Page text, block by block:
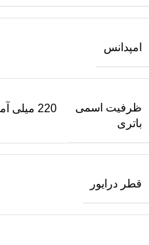
امپدانس
ظرفیت اسمی
باتری
قطر درایور